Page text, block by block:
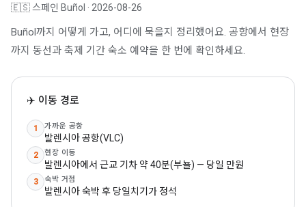
🇪🇸 스페인 Buñol · 2026-08-26
Buñol까지 어떻게 가고, 어디에 묵을지 정리했어요. 공항에서 현장
까지 동선과 축제 기간 숙소 예약을 한 번에 확인하세요.
✈️ 이동 경로
1 가까운 공항
발렌시아 공항(VLC)
2 현장 이동
발렌시아에서 근교 기차 약 40분(부뇰) — 당일 만원
3 숙박 거점
발렌시아 숙박 후 당일치기가 정석